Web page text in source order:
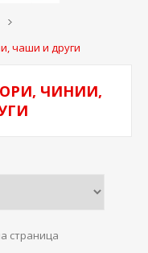
чаши и други
ЧИНИИ,
страница